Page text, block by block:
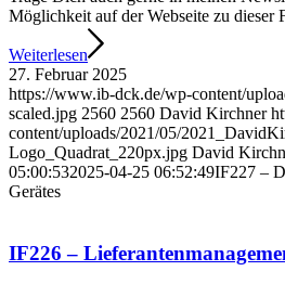
Möglichkeit auf der Webseite zu dieser
Weiterlesen
27. Februar 2025
https://www.ib-dck.de/wp-content/
scaled.jpg 2560 2560 David Kirchner
content/uploads/2021/05/
Logo_Quadrat_220px.jpg David
05:00:532025-04-25 06:52:49IF227 –
Gerätes
IF226 –